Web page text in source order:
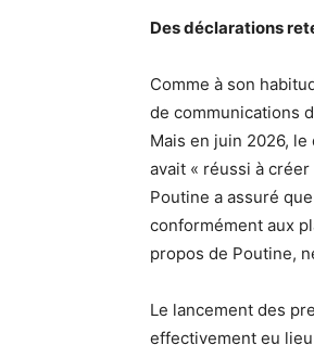
Des déclarations
Comme à son
de communications
Mais en juin 2026,
avait « réussi à
Poutine a assuré
conformément aux
propos de Poutine,
Le lancement des
effectivement eu lieu